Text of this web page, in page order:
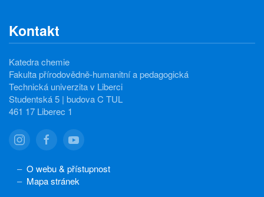
Kontakt
Katedra chemie
Fakulta přírodovědně-humanitní a pedagogická
Technická univerzita v Liberci
Studentská 5 | budova C TUL
461 17 Liberec 1
O webu & přístupnost
Mapa stránek